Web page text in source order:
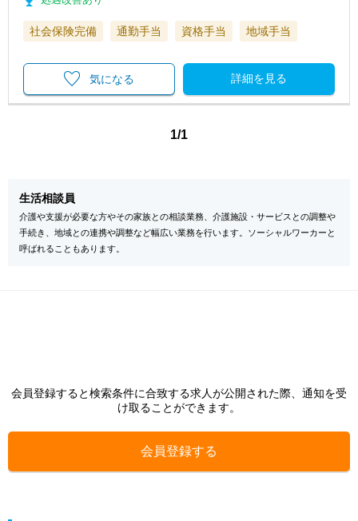
社会保険完備 通勤手当 資格手当 地域手当
詳細を見る
気になる
1/1
生活相談員
介護や支援が必要な方やその家族との相談業務、介護施設・サービスとの調整や
手続き、地域との連携や調整など幅広い業務を行います。ソーシャルワーカーと
呼ばれることもあります。
会員登録すると検索条件に合致する求人が公開された際、通知を受
け取ることができます。
会員登録する